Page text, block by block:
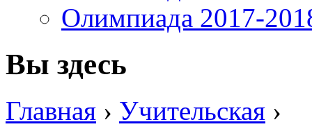
Олимпиада 2017-
Вы здесь
Главная › Учительская ›